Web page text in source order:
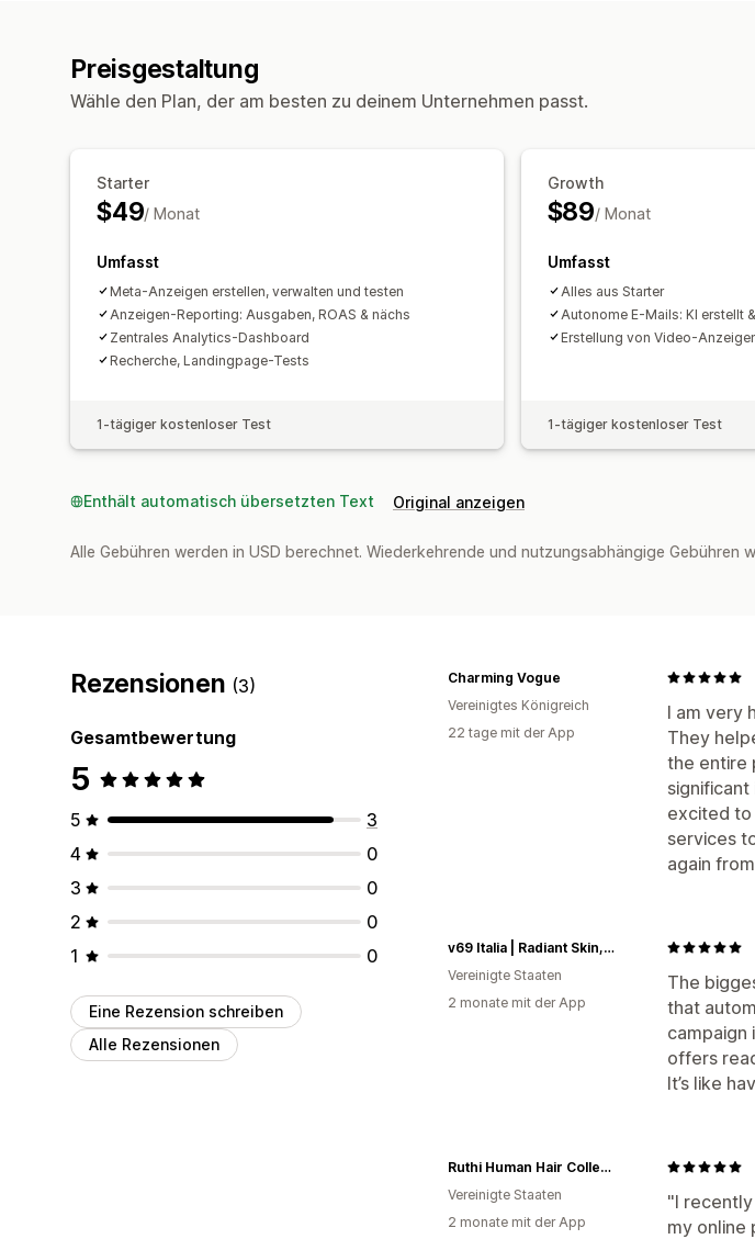
Preisgestaltung
Wähle den Plan, der am besten zu deinem Unternehmen passt.
Starter
$49/ Monat
Umfasst
Meta-Anzeigen erstellen, verwalten und testen
Anzeigen-Reporting: Ausgaben, ROAS & nächs
Zentrales Analytics-Dashboard
Recherche, Landingpage-Tests
1-tägiger kostenloser Test
Growth
$89/ Monat
Umfasst
Alles aus Starter
Autonome E-Mails: KI erstellt
Erstellung von Video-
1-tägiger kostenloser Test
Enthält automatisch übersetzten Text Original anzeigen
Alle Gebühren werden in USD berechnet. Wiederkehrende und nutzungsabhängige Gebühren
Rezensionen (3)
Gesamtbewertung
5
5
3
4
0
3
0
2
0
1
0
Eine Rezension schreiben
Alle Rezensionen
I am very
They
the entire
excited to
services
again
Charming Vogue
Vereinigtes Königreich
22 tage mit der App
The
that
campaign
offers
It’s like
v69 Italia | Radiant Skin, Inspired By Italy
Vereinigte Staaten
2 monate mit der App
"I
my online
Ruthi Human Hair Collections
Vereinigte Staaten
2 monate mit der App